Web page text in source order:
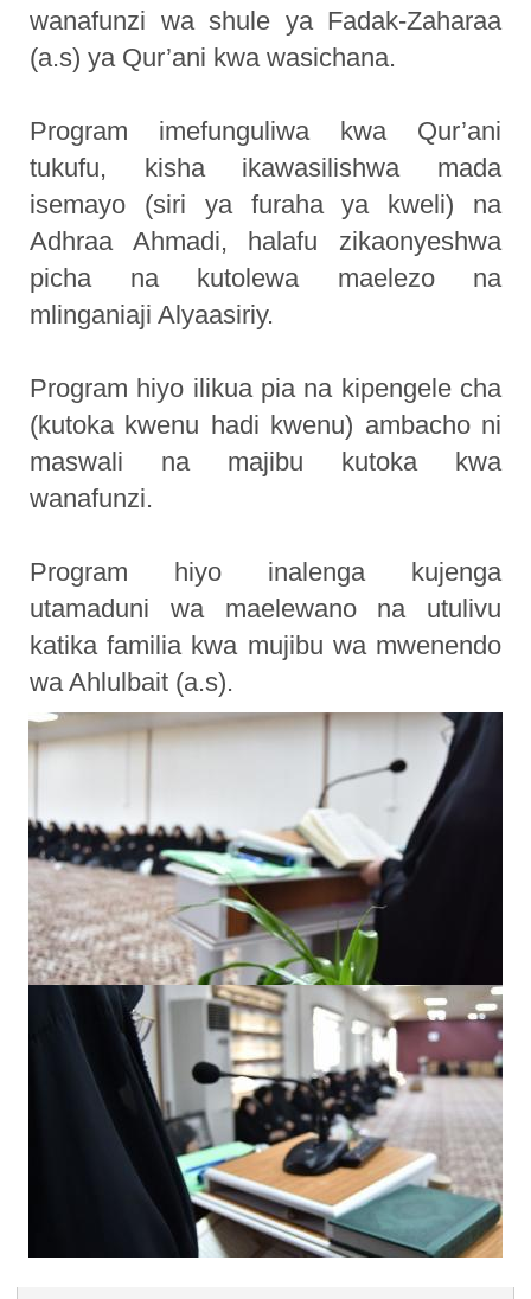
wanafunzi wa shule ya Fadak-Zaharaa
(a.s) ya Qur’ani kwa wasichana.
Program imefunguliwa kwa Qur’ani
tukufu, kisha ikawasilishwa mada
isemayo (siri ya furaha ya kweli) na
Adhraa Ahmadi, halafu zikaonyeshwa
picha na kutolewa maelezo na
mlinganiaji Alyaasiriy.
Program hiyo ilikua pia na kipengele cha
(kutoka kwenu hadi kwenu) ambacho ni
maswali na majibu kutoka kwa
wanafunzi.
Program hiyo inalenga kujenga
utamaduni wa maelewano na utulivu
katika familia kwa mujibu wa mwenendo
wa Ahlulbait (a.s).